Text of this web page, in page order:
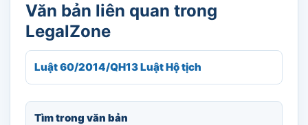
Văn bản liên quan trong
LegalZone
Luật 60/2014/QH13 Luật Hộ tịch
Tìm trong văn bản